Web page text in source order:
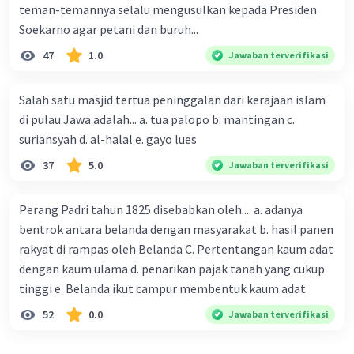
seperti CAFTA dapat membantu memperkuat
stabilitas regional. Dengan meningkatkan
ketergantungan ekonomi antara negara-negara,
CAFTA telah menjadi salah satu alat utama
untuk memperdalam hubungan perdagangan
antara China dan negara-negara ASEAN, dan
terus menjadi instrumen yang penting dalam
kerjasama di Asia Tenggara dan Tiongkok.
Beri Rating
Nanda R Community Level 89
28 September 2023 00:52
teman-temannya selalu mengusulkan kepada Presiden
Soekarno agar petani dan buruh...
47 1.0 Jawaban terverifikasi
Salah satu masjid tertua peninggalan dari kerajaan islam
di pulau Jawa adalah... a. tua palopo b. mantingan c.
suriansyah d. al-halal e. gayo lues
37 5.0 Jawaban terverifikasi
Perang Padri tahun 1825 disebabkan oleh.... a. adanya
bentrok antara belanda dengan masyarakat b. hasil panen
rakyat di rampas oleh Belanda C. Pertentangan kaum adat
dengan kaum ulama d. penarikan pajak tanah yang cukup
tinggi e. Belanda ikut campur membentuk kaum adat
52 0.0 Jawaban terverifikasi